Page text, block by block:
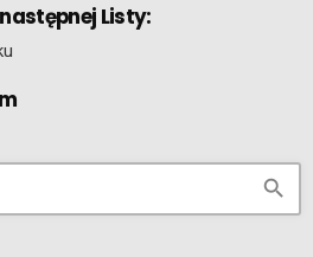
Listy:
search